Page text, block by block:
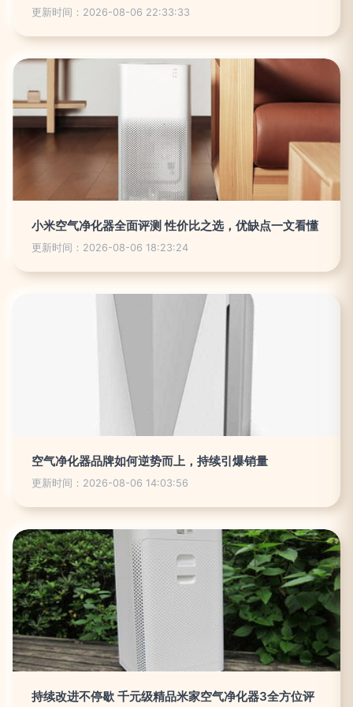
更新时间：2026-08-06 22:33:33
小米空气净化器全面评测 性价比之选，优缺点一文看懂
更新时间：2026-08-06 18:23:24
空气净化器品牌如何逆势而上，持续引爆销量
更新时间：2026-08-06 14:03:56
持续改进不停歇 千元级精品米家空气净化器3全方位评